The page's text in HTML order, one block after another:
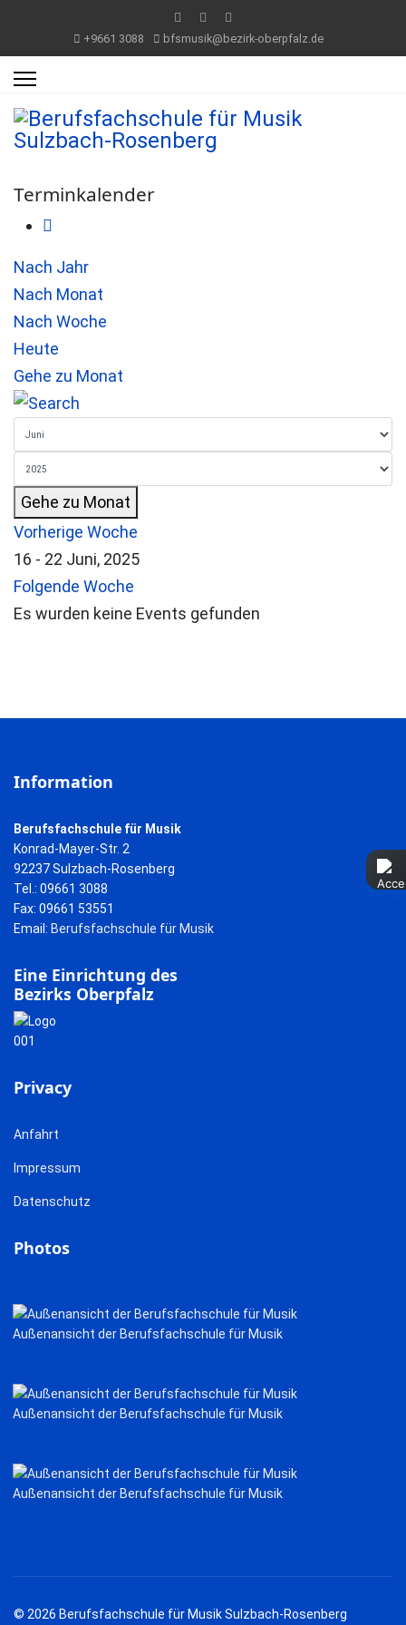
+9661 3088 bfsmusik@bezirk-oberpfalz.de
Terminkalender
Nach Jahr
Nach Monat
Nach Woche
Heute
Gehe zu Monat
Gehe zu Monat
Vorherige Woche
16 - 22 Juni, 2025
Folgende Woche
Es wurden keine Events gefunden
Information
Berufsfachschule für Musik
Konrad-Mayer-Str. 2
92237 Sulzbach-Rosenberg
Tel.: 09661 3088
Fax: 09661 53551
Email: Berufsfachschule für Musik
Eine Einrichtung des
Bezirks Oberpfalz
Privacy
Anfahrt
Impressum
Datenschutz
Photos
Außenansicht der Berufsfachschule für Musik
Außenansicht der Berufsfachschule für Musik
Außenansicht der Berufsfachschule für Musik
© 2026 Berufsfachschule für Musik Sulzbach-Rosenberg